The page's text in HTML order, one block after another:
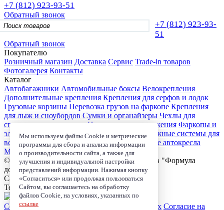
+7 (812) 923-93-51
Обратный звонок
+7 (812) 923-93-
51
Обратный звонок
Покупателю
Розничный магазин Доставка Сервис Trade-in товаров
Фотогалерея Контакты
Каталог
Автобагажники Автомобильные боксы Велокрепления
Дополнительные крепления Крепления для серфов и лодок
Грузовые корзины Перевозка грузов на фаркопе Крепления
для лыж и сноубордов Сумки и органайзеры Чехлы для
спортивного инвентаря
Цепи противоскольжения Фаркопы и
электрика Детские коляски Велокресла Багажные системы для
велосипедов Чехлы для электроники Детские автокресла
Маркизы и навесы
© 2006-2026, Магазин-салон автобагажников "Формула
дороги"
Санкт-Петербург, ул. Школьная д. 73 к.2.
Телефон:+7 (812) 923-93-51
Согласие на обработку персональных данных Согласие на
Мы используем файлы Cookie и метрические
программы для сбора и анализа информации
о производительности сайта, а также для
улучшения и индивидуальной настройки
представлений информации. Нажимая кнопку
«Согласиться» или продолжая пользоваться
Сайтом, вы соглашаетесь на обработку
файлов Cookie, на условиях, указанных по
ссылке